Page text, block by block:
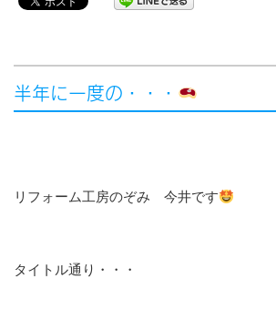
半年に一度の・・・
リフォーム工房のぞみ 今井です
タイトル通り・・・